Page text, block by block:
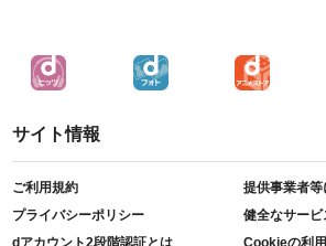
サイト情報
ご利用規約
提供事業者
プライバシーポリシー
健全なサービ
dアカウント2段階認証とは
Cookieの利